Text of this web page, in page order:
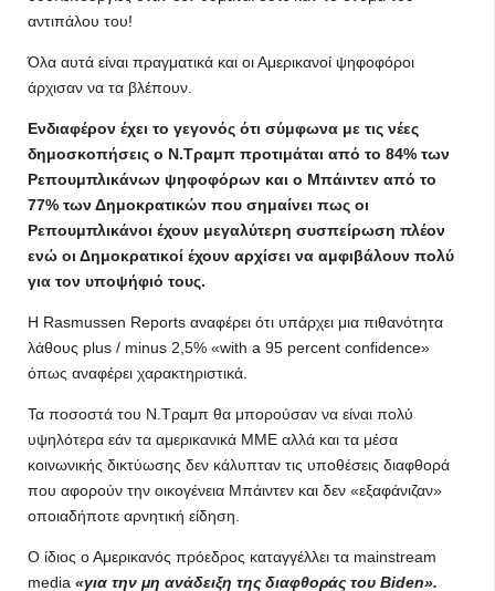
αντιπάλου του!
Όλα αυτά είναι πραγματικά και οι Αμερικανοί ψηφοφόροι
άρχισαν να τα βλέπουν.
Ενδιαφέρον έχει το γεγονός ότι σύμφωνα με τις νέες
δημοσκοπήσεις ο Ν.Τραμπ προτιμάται από το 84% των
Ρεπουμπλικάνων ψηφοφόρων και ο Μπάιντεν από το
77% των Δημοκρατικών που σημαίνει πως οι
Ρεπουμπλικάνοι έχουν μεγαλύτερη συσπείρωση πλέον
ενώ οι Δημοκρατικοί έχουν αρχίσει να αμφιβάλουν πολύ
για τον υποψήφιό τους.
Η Rasmussen Reports αναφέρει ότι υπάρχει μια πιθανότητα
λάθους plus / minus 2,5% «with a 95 percent confidence»
όπως αναφέρει χαρακτηριστικά.
Τα ποσοστά του Ν.Τραμπ θα μπορούσαν να είναι πολύ
υψηλότερα εάν τα αμερικανικά ΜΜΕ αλλά και τα μέσα
κοινωνικής δικτύωσης δεν κάλυπταν τις υποθέσεις διαφθορά
που αφορούν την οικογένεια Μπάιντεν και δεν «εξαφάνιζαν»
οποιαδήποτε αρνητική είδηση.
Ο ίδιος ο Αμερικανός πρόεδρος καταγγέλλει τα mainstream
media «για την μη ανάδειξη της διαφθοράς του Biden».